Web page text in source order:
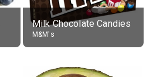
Milk Chocolate Candies
M&M's